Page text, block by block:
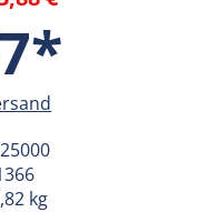
kg